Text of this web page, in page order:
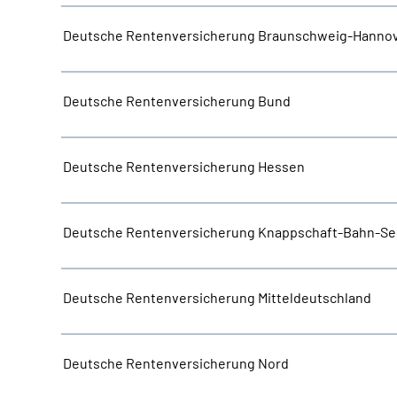
Deutsche Rentenversicherung Braunschweig-
Deutsche Rentenversicherung Bund
Deutsche Rentenversicherung Hessen
Deutsche Rentenversicherung Knappschaft-Bahn-
Deutsche Rentenversicherung Mitteldeutschland
Deutsche Rentenversicherung Nord